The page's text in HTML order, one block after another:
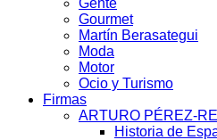
Gente
Gourmet
Martín Berasategui
Moda
Motor
Ocio y Turismo
Firmas
ARTURO PÉREZ-
Historia de